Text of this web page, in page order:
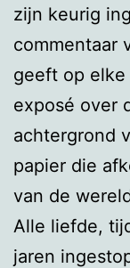
zijn keurig
commentaar
geeft op
exposé over
achtergrond
papier die
van de
Alle liefde,
jaren